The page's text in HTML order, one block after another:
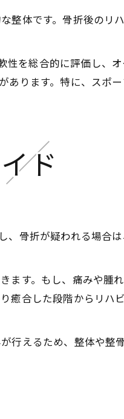
整体です。骨折後のリ
を総合的に評価し、
あります。特に、スポ
ド
、骨折が疑われる場合
ます。もし、痛みや腫
癒合した段階からリハ
行えるため、整体や整